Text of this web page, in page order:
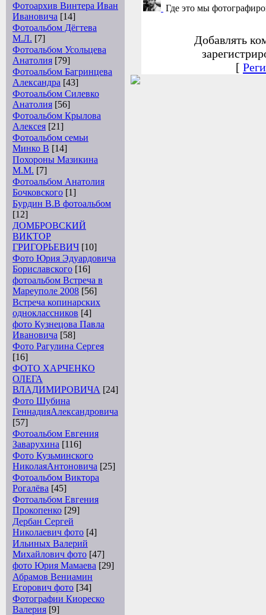
Фотоархив Винтера Иван
Ивановича [14]
Фотоальбом Дёгтева
М.Л. [7]
Фотоальбом Усольцева
Анатолия [79]
Фотоальбом Багринцева
Александра [43]
Фотоальбом Силевко
Анатолия [56]
Фотоальбом Крылова
Алексея [21]
Фотоальбом семьи
Минко В [14]
Похороны Мазикина
М.М. [7]
Фотоальбом Анатолия
Бочковского [1]
Бурдин В.В фотоальбом
[12]
ДОМБРОВСКИЙ
ВИКТОР
ГРИГОРЬЕВИЧ [10]
Фото Юрия Эдуардовича
Бориславского [16]
фотоальбом Встреча в
Мареуполе 2008 [56]
Встреча копинарских
одноклассников [4]
фото Кузнецова Павла
Ивановича [58]
Фото Рагулина Сергея
[16]
ФОТО ХАРЧЕНКО
ОЛЕГА
ВЛАДИМИРОВИЧА [24]
Фото Шубина
ГеннадияАлександровича
[57]
Фотоальбом Евгения
Заварухина [116]
Фото Кузьминского
НиколаяАнтоновича [25]
Фотоальбом Виктора
Рогалёва [45]
Фотоальбом Евгения
Прокопенко [29]
Дербан Сергей
Николаевич фото [4]
Ильиных Валерий
Михайлович фото [47]
фото Юрия Мамаева [29]
Абрамов Вениамин
Егорович фото [34]
Фотографии Киореско
Валерия [9]
Где это мы
Добавлять
[